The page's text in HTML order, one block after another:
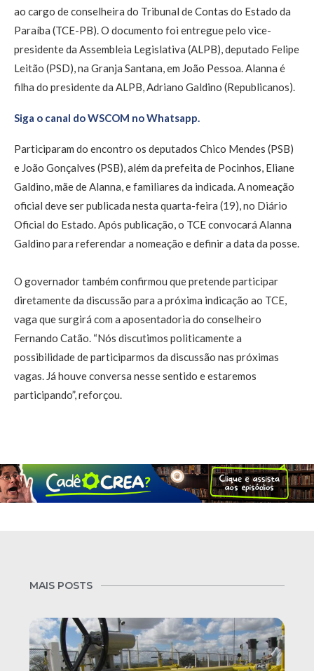
ao cargo de conselheira do Tribunal de Contas do Estado da
Paraíba (TCE-PB). O documento foi entregue pelo vice-
presidente da Assembleia Legislativa (ALPB), deputado Felipe
Leitão (PSD), na Granja Santana, em João Pessoa. Alanna é
filha do presidente da ALPB, Adriano Galdino (Republicanos).
Siga o canal do WSCOM no Whatsapp.
Participaram do encontro os deputados Chico Mendes (PSB)
e João Gonçalves (PSB), além da prefeita de Pocinhos, Eliane
Galdino, mãe de Alanna, e familiares da indicada. A nomeação
oficial deve ser publicada nesta quarta-feira (19), no Diário
Oficial do Estado. Após publicação, o TCE convocará Alanna
Galdino para referendar a nomeação e definir a data da posse.
O governador também confirmou que pretende participar
diretamente da discussão para a próxima indicação ao TCE,
vaga que surgirá com a aposentadoria do conselheiro
Fernando Catão. “Nós discutimos politicamente a
possibilidade de participarmos da discussão nas próximas
vagas. Já houve conversa nesse sentido e estaremos
participando”, reforçou.
MAIS POSTS